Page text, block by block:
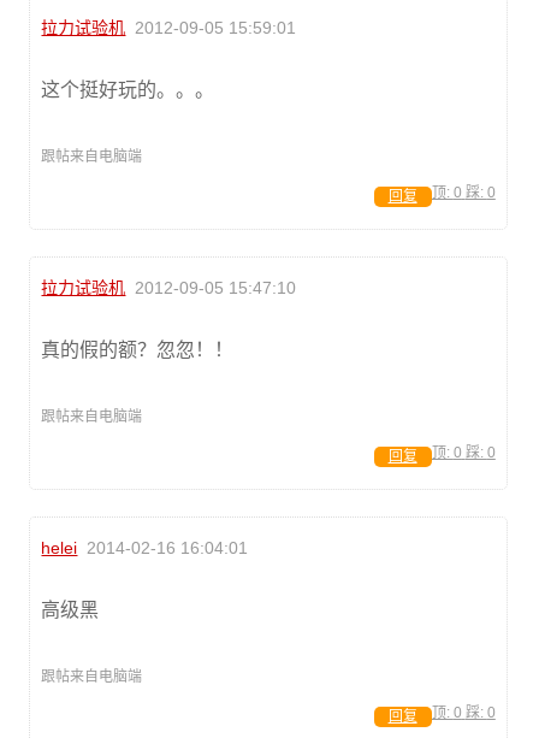
拉力试验机 2012-09-05 15:59:01
这个挺好玩的。。。
跟帖来自电脑端
顶: 0 踩: 0
回复
拉力试验机 2012-09-05 15:47:10
真的假的额？忽忽！！
跟帖来自电脑端
顶: 0 踩: 0
回复
helei 2014-02-16 16:04:01
高级黑
跟帖来自电脑端
顶: 0 踩: 0
回复